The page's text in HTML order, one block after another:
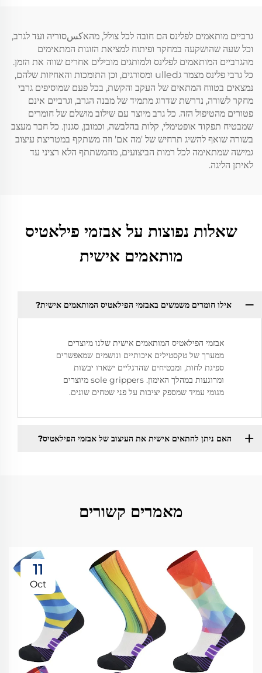
גרביים מותאמים לפלינס הם חובה לכל צולל, מהאكسסוריה ועד לגרב,
וכל שעה שהושקעה במחקר ופיתוח למציאת הזוגות המתאימים
מהגרביים המותאמים לפלינס ולמותגים מובילים אחרים שווה את הזמן.
כל גרבי פלינס מצמר גulled ומסורגים, וכן התומכות והאחיזות שלהם,
נמצאים בטווח המתאים של העקב והקשת, בכל פעם שמוסיפים גרבי
מחקר לשורה, נדרשת שדרוג מתמיד של מבנה הגרב, וגרביים אינם
פטורים מהטיפול הזה. כל גרב מיוצר עם שילוב מושלם של חומרים
שמבטיח תפקוד אופטימלי, קלות בהלבשה, וכמובן, סגנון. כל חבר מעצב
בשורה שואף להשיג תרחיש של 'מה אם' וזה משתקף במטריצת עיצוב
גמישה שמתאימה לכל רמות הביצועים, מהמשתתף הלא רציני עד
לאיתן הליגה.
שאלות נפוצות על אבזמי פילאטיס
מותאמים אישית
אילו חומרים משמשים באבזמי הפילאטיס המותאמים אישית?
אבזמי הפילאטיס המותאמים אישית שלנו מיוצרים
ממערך של טקסטילים איכותיים ונושמים שמאפשרים
ספיגת לחות, ומבטיחים שהרגליים ישארו יבשות
ומרוגעות במהלך האימון. sole grippers מיוצרים
מגומי עמיד שמספק יציבות על פני שטחים שונים.
האם ניתן להתאים אישית את העיצוב של אבזמי הפילאטיס?
מאמרים קשורים
11
Oct